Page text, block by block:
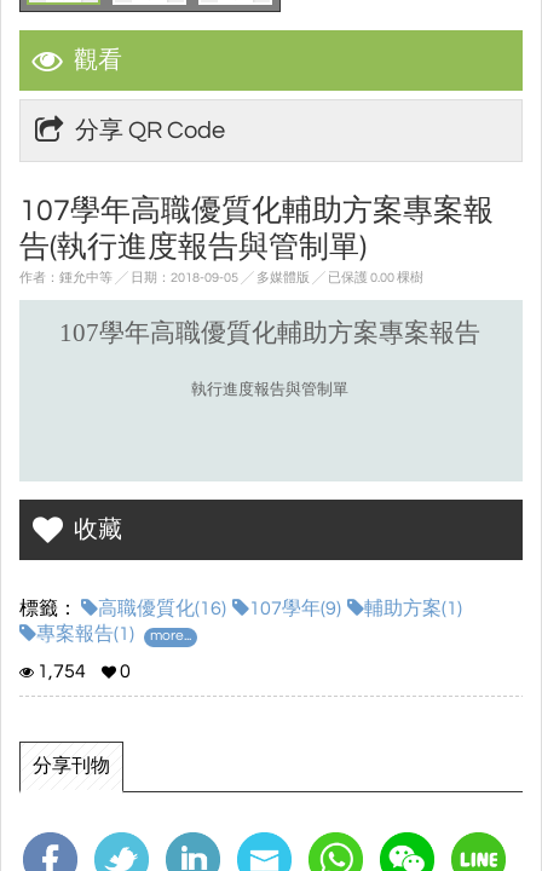
觀看
分享 QR Code
107學年高職優質化輔助方案專案報
告(執行進度報告與管制單)
作者：鍾允中等 ╱ 日期：2018-09-05 ╱ 多媒體版 ╱ 已保護 0.00 棵樹
107學年高職優質化輔助方案專案報告
執行進度報告與管制單
收藏
標籤： 高職優質化(16) 107學年(9)
輔助方案(1)
專案報告(1)
more...
1,754 0
分享刊物